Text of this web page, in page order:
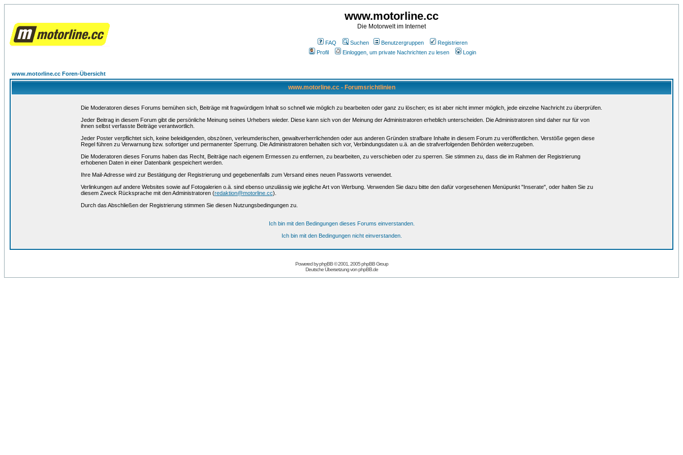
www.motorline.cc
Die Motorwelt im Internet
FAQ Suchen Benutzergruppen
Registrieren
Profil
Einloggen, um private Nachrichten zu lesen Login
www.motorline.cc Foren-Übersicht
www.motorline.cc - Forumsrichtlinien
Die Moderatoren dieses Forums bemühen sich, Beiträge mit fragwürdigem Inhalt so schnell wie möglich zu bearbeiten oder ganz zu löschen; es ist aber nicht immer möglich, jede einzelne Nachricht zu überprüfen.
Jeder Beitrag in diesem Forum gibt die persönliche Meinung seines Urhebers wieder. Diese kann sich von der Meinung der Administratoren erheblich unterscheiden. Die Administratoren sind daher nur für von
ihnen selbst verfasste Beiträge verantwortlich.
Jeder Poster verpflichtet sich, keine beleidigenden, obszönen, verleumderischen, gewaltverherrlichenden oder aus anderen Gründen strafbare Inhalte in diesem Forum zu veröffentlichen. Verstöße gegen diese
Regel führen zu Verwarnung bzw. sofortiger und permanenter Sperrung. Die Administratoren behalten sich vor, Verbindungsdaten u.ä. an die strafverfolgenden Behörden weiterzugeben.
Die Moderatoren dieses Forums haben das Recht, Beiträge nach eigenem Ermessen zu entfernen, zu bearbeiten, zu verschieben oder zu sperren. Sie stimmen zu, dass die im Rahmen der Registrierung
erhobenen Daten in einer Datenbank gespeichert werden.
Ihre Mail-Adresse wird zur Bestätigung der Registrierung und gegebenenfalls zum Versand eines neuen Passworts verwendet.
Verlinkungen auf andere Websites sowie auf Fotogalerien o.ä. sind ebenso unzulässig wie jegliche Art von Werbung. Verwenden Sie dazu bitte den dafür vorgesehenen Menüpunkt "Inserate", oder halten Sie zu
diesem Zweck Rücksprache mit den Administratoren (redaktion@motorline.cc).
Durch das Abschließen der Registrierung stimmen Sie diesen Nutzungsbedingungen zu.
Ich bin mit den Bedingungen dieses Forums einverstanden.
Ich bin mit den Bedingungen nicht einverstanden.
Powered byphpBB© 2001, 2005 phpBB Group
Deutsche Übersetzung vonphpBB.de